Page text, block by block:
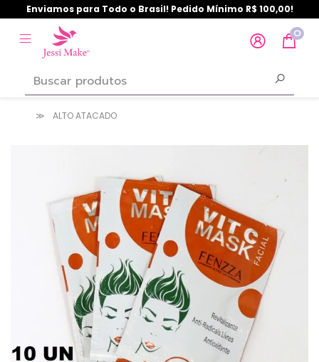
Enviamos para Todo o Brasil! Pedido Mínimo R$ 100,00!
0
ALTO ATACADO